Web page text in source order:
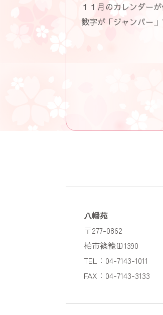
１１月のカレンダーが
数字が「ジャンパー」
八幡苑
〒277-0862
柏市篠籠田1390
TEL：04-7143-1011
FAX：04-7143-3133